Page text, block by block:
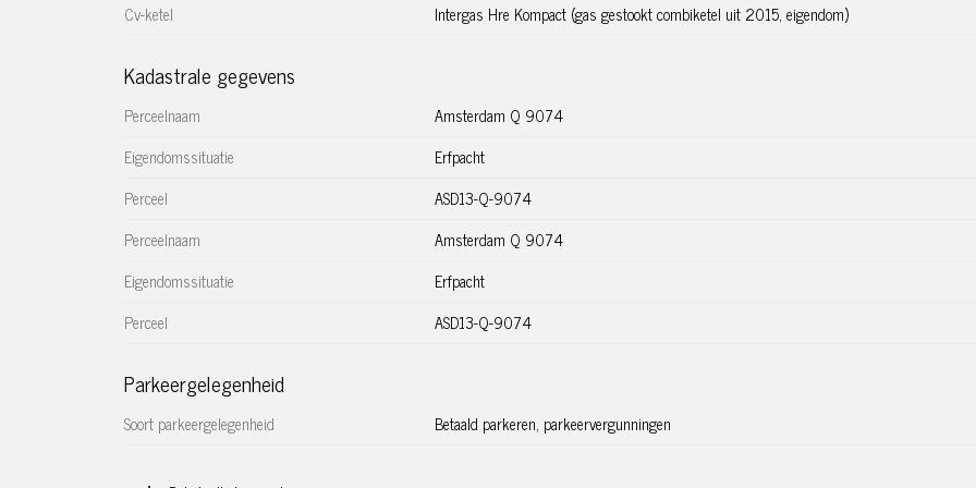
Hallen at the rear and around the corner from Kinkerstraat and Ten Katemarkt. The apartment was completed in
The living room is wonderfully light and has a beautiful unobstructed view, the open kitchen is fully equipped, the
dining room has direct access to the spacious balcony and the bedroom is located at the rear. A second bedroom is
Layout:
Communal entrance and staircase to the second floor. Spacious hall/entrance with access to all rooms. The living
area consists of a spacious living room with an open kitchen and a large dining room. The luxurious fitted kitchen is
front is the living room with large windows and lots of light and a beautiful view over the canal. At the rear is the
balcony. A second bedroom is possible.
Cv-ketel
Intergas Hre Kompact (gas gestookt combiketel uit 2015, eigendom)
Kadastrale gegevens
Perceelnaam
Amsterdam Q 9074
Eigendomssituatie
Erfpacht
Perceel
ASD13-Q-9074
Perceelnaam
Amsterdam Q 9074
Eigendomssituatie
Erfpacht
Perceel
ASD13-Q-9074
Parkeergelegenheid
Soort parkeergelegenheid Betaald parkeren, parkeervergunningen